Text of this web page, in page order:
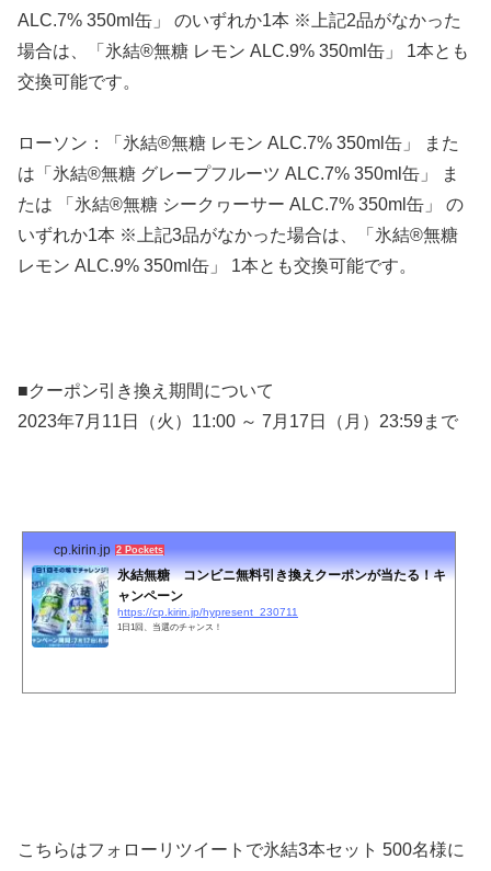
ALC.7% 350ml缶」 のいずれか1本 ※上記2品がなかった
場合は、「氷結®無糖 レモン ALC.9% 350ml缶」 1本とも
交換可能です。
ローソン：「氷結®無糖 レモン ALC.7% 350ml缶」 また
は「氷結®無糖 グレープフルーツ ALC.7% 350ml缶」 ま
たは 「氷結®無糖 シークヮーサー ALC.7% 350ml缶」 の
いずれか1本 ※上記3品がなかった場合は、「氷結®無糖
レモン ALC.9% 350ml缶」 1本とも交換可能です。
■クーポン引き換え期間について
2023年7月11日（火）11:00 ～ 7月17日（月）23:59まで
cp.kirin.jp 2 Pockets
氷結無糖 コンビニ無料引き換えクーポンが当たる！キ
ャンペーン
https://cp.kirin.jp/hypresent_230711
1日1回、当選のチャンス！
こちらはフォローリツイートで氷結3本セット 500名様に